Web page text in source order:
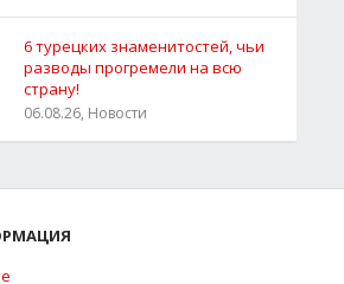
6 турецких знаменитостей, чьи
разводы прогремели на всю
страну!
06.08.26, Новости